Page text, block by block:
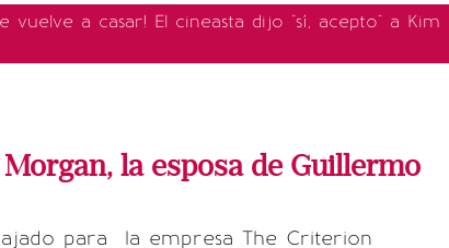
vuelve a casar! El cineasta dijo "sí, acepto" a Kim
la esposa de Guillermo
para la empresa The Criterion